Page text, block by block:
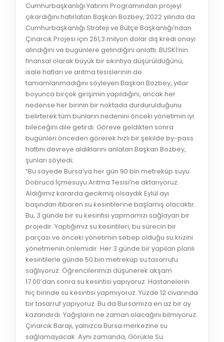
Cumhurbaşkanlığı Yatırım Programından projeyi
çıkardığını hatırlatan Başkan Bozbey, 2022 yılında da
Cumhurbaşkanlığı Strateji ve Bütçe Başkanlığı’ndan
Çınarcık Projesi için 261,3 milyon dolar dış kredi onayı
alındığını ve bugünlere gelindiğini anlattı. BUSKİ’nin
finansal olarak büyük bir sıkıntıya düşürüldüğünü,
isale hatları ve arıtma tesislerinin de
tamamlanmadığını söyleyen Başkan Bozbey, yıllar
boyunca birçok girişimin yapıldığını, ancak her
nedense her birinin bir noktada durdurulduğunu
belirterek tüm bunların nedenini önceki yönetimin iyi
bileceğini dile getirdi. Göreve geldikten sonra
bugünleri önceden görerek hızlı bir şekilde by-pass
hattını devreye aldıklarını anlatan Başkan Bozbey,
şunları söyledi;
“Bu sayede Bursa’ya her gün 90 bin metreküp suyu
Dobruca İçmesuyu Arıtma Tesisi’ne aktarıyoruz.
Aldığımız kararda gecikmiş olsaydık Eylül ayı
başından itibaren su kesintilerine başlamış olacaktır.
Bu, 3 günde bir su kesintisi yapmamızı sağlayan bir
projedir. Yaptığımız su kesintileri, bu sürecin bir
parçası ve önceki yönetimin sebep olduğu su krizini
yönetmenin önlemidir. Her 3 günde bir yapılan planlı
kesintilerle günde 50 bin metreküp su tasarrufu
sağlıyoruz. Öğrencilerimizi düşünerek akşam
17.00’dan sonra su kesintisi yapıyoruz. Hastanelerin
hiç birinde su kesintisi yapmıyoruz. Yüzde 12 civarında
bir tasarruf yapıyoruz. Bu da Bursamıza en az bir ay
kazandırdı. Yağışların ne zaman olacağını bilmiyoruz.
Çınarcık Barajı, yalnızca Bursa merkezine su
sağlamayacak. Aynı zamanda, Görükle Su